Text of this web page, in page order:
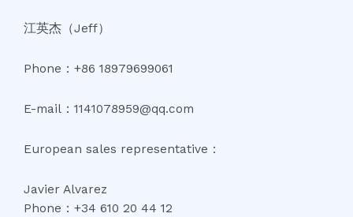
江英杰（Jeff）
Phone：+86 18979699061
E-mail：1141078959@qq.com
European sales representative：
Javier Alvarez
Phone：+34 610 20 44 12